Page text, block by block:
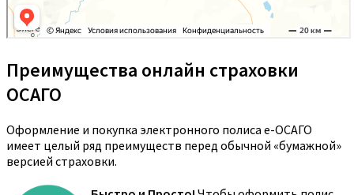
Преимущества онлайн страховки
ОСАГО
Оформление и покупка электронного полиса е-ОСАГО
имеет целый ряд преимуществ перед обычной «бумажной»
версией страховки.